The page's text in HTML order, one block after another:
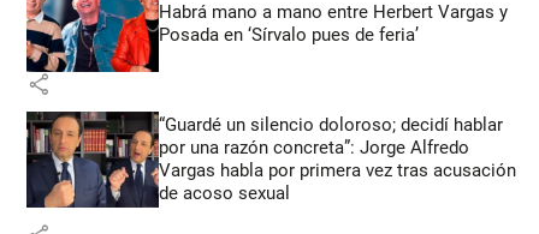
Habrá mano a mano entre Herbert Vargas y
Posada en ‘Sírvalo pues de feria’
share
“Guardé un silencio doloroso; decidí hablar
por una razón concreta”: Jorge Alfredo
Vargas habla por primera vez tras acusación
de acoso sexual